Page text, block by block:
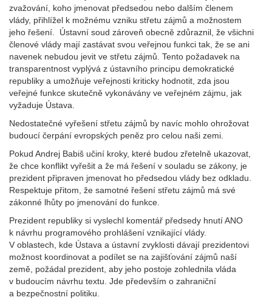
zvažování, koho jmenovat předsedou nebo dalším členem
vlády, přihlížel k možnému vzniku střetu zájmů a možnostem
jeho řešení. Ústavní soud zároveň obecně zdůraznil, že všichni
členové vlády mají zastávat svou veřejnou funkci tak, že se ani
navenek nebudou jevit ve střetu zájmů. Tento požadavek na
transparentnost vyplývá z ústavního principu demokratické
republiky a umožňuje veřejnosti kriticky hodnotit, zda jsou
veřejné funkce skutečně vykonávány ve veřejném zájmu, jak
vyžaduje Ústava.
Nedostatečné vyřešení střetu zájmů by navíc mohlo ohrožovat
budoucí čerpání evropských peněz pro celou naši zemi.
Pokud Andrej Babiš učiní kroky, které budou zřetelně ukazovat,
že chce konflikt vyřešit a že má řešení v souladu se zákony, je
prezident připraven jmenovat ho předsedou vlády bez odkladu.
Respektuje přitom, že samotné řešení střetu zájmů má své
zákonné lhůty po jmenování do funkce.
Prezident republiky si vyslechl komentář předsedy hnutí ANO
k návrhu programového prohlášení vznikající vlády.
V oblastech, kde Ústava a ústavní zvyklosti dávají prezidentovi
možnost koordinovat a podílet se na zajišťování zájmů naší
země, požádal prezident, aby jeho postoje zohlednila vláda
v budoucím návrhu textu. Jde především o zahraniční
a bezpečnostní politiku.